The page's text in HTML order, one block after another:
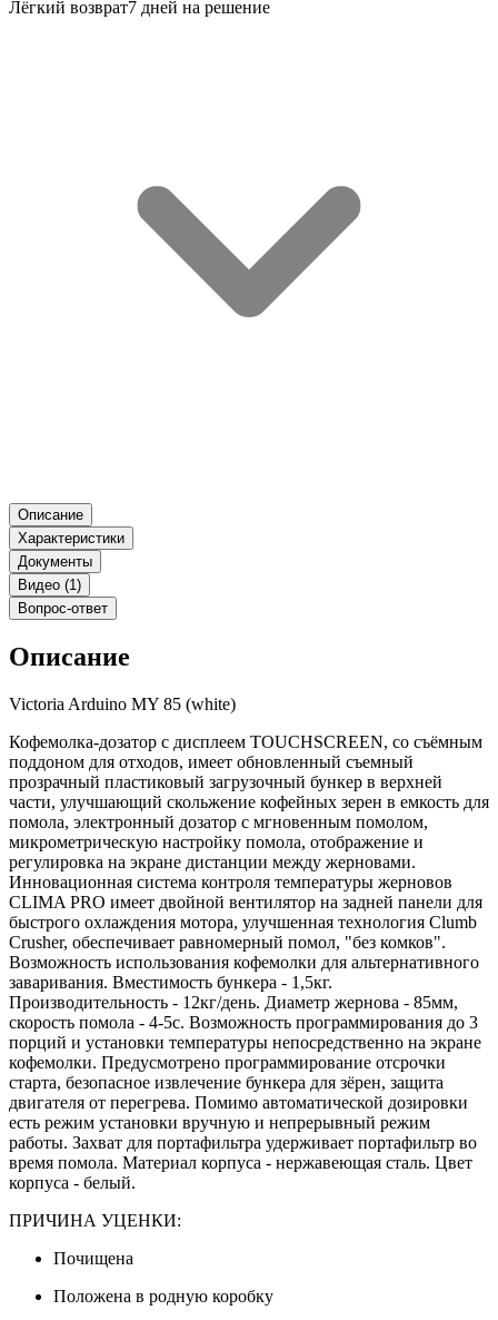
Лёгкий возврат7 дней на решение
Описание
Характеристики
Документы
Видео (1)
Вопрос-ответ
Описание
Victoria Arduino MY 85 (white)
Кофемолка-дозатор с дисплеем TOUCHSCREEN, со съёмным
поддоном для отходов, имеет обновленный съемный
прозрачный пластиковый загрузочный бункер в верхней
части, улучшающий скольжение кофейных зерен в емкость для
помола, электронный дозатор с мгновенным помолом,
микрометрическую настройку помола, отображение и
регулировка на экране дистанции между жерновами.
Инновационная система контроля температуры жерновов
CLIMA PRO имеет двойной вентилятор на задней панели для
быстрого охлаждения мотора, улучшенная технология Clumb
Crusher, обеспечивает равномерный помол, "без комков".
Возможность использования кофемолки для альтернативного
заваривания. Вместимость бункера - 1,5кг.
Производительность - 12кг/день. Диаметр жернова - 85мм,
скорость помола - 4-5с. Возможность программирования до 3
порций и установки температуры непосредственно на экране
кофемолки. Предусмотрено программирование отсрочки
старта, безопасное извлечение бункера для зёрен, защита
двигателя от перегрева. Помимо автоматической дозировки
есть режим установки вручную и непрерывный режим
работы. Захват для портафильтра удерживает портафильтр во
время помола. Материал корпуса - нержавеющая сталь. Цвет
корпуса - белый.
ПРИЧИНА УЦЕНКИ:
Почищена
Положена в родную коробку